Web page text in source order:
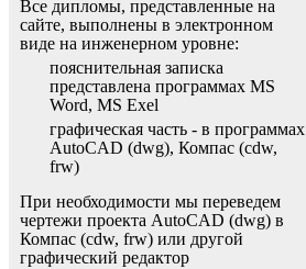
Все дипломы, представленные на
сайте, выполнены в электронном
виде на инженерном уровне:
пояснительная записка
представлена программах MS
Word, MS Exel
графическая часть - в программах
AutoCAD (dwg), Компас (cdw,
frw)
При необходимости мы переведем
чертежи проекта AutoCAD (dwg) в
Компас (cdw, frw) или другой
графический редактор